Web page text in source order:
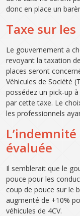
donc en place un
Taxe sur
Le gouvernement a
revoyant la taxation
places seront
Véhicules de Société
possédez un pick-up
par cette taxe. Le
les professionnels
évaluée
Il semblerait que le
pouce pour les
coup de pouce sur le
augmenté de +10%
véhicules de 4CV.